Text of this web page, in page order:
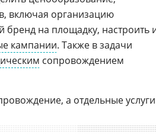
включая организацию
бренд на площадку, настроить
кампании. Также в задачи
сопровождением
а отдельные